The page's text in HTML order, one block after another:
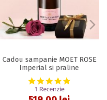
Cadou sampanie MOET ROSE
Imperial si praline
5.0 star
1 Recenzie